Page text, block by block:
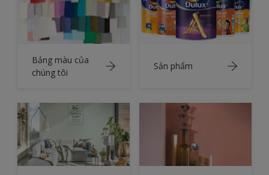
Bảng màu của
chúng tôi
Sản phẩm